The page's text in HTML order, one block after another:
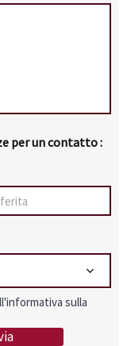
per un contatto :
sulla